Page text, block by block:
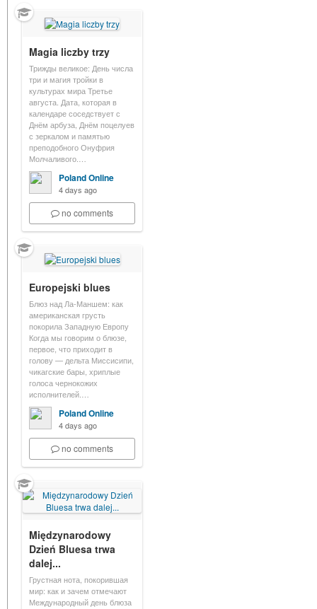
Magia liczby trzy
Трижды великое: День числа
три и магия тройки в
культурах мира Третье
августа. Дата, которая в
календаре соседствует с
Днём арбуза, Днём поцелуев
с зеркалом и памятью
преподобного Онуфрия
Молчаливого.…
Poland Online
4 days ago
no comments
Europejski blues
Блюз над Ла-Маншем: как
американская грусть
покорила Западную Европу
Когда мы говорим о блюзе,
первое, что приходит в
голову — дельта Миссисипи,
чикагские бары, хриплые
голоса чернокожих
исполнителей.…
Poland Online
4 days ago
no comments
Międzynarodowy
Dzień Bluesa trwa
dalej...
Грустная нота, покорившая
мир: как и зачем отмечают
Международный день блюза